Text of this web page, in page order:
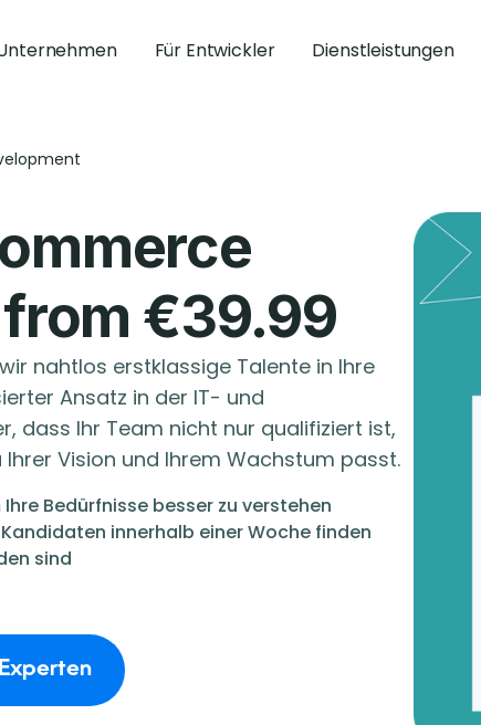
Für Entwickler Dienstleistungen
€39.99
nahtlos erstklassige Talente in Ihre
Ansatz in der IT- und
dass Ihr Team nicht nur qualifiziert ist,
Vision und Ihrem Wachstum passt.
Bedürfnisse besser zu verstehen
innerhalb einer Woche finden
sind